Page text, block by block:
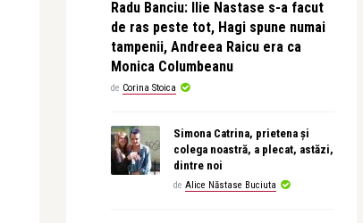
Radu Banciu: Ilie Nastase s-a facut
de ras peste tot, Hagi spune numai
tampenii, Andreea Raicu era ca
Monica Columbeanu
de Corina Stoica
Simona Catrina, prietena și
colega noastră, a plecat, astăzi,
dintre noi
de Alice Năstase Buciuta